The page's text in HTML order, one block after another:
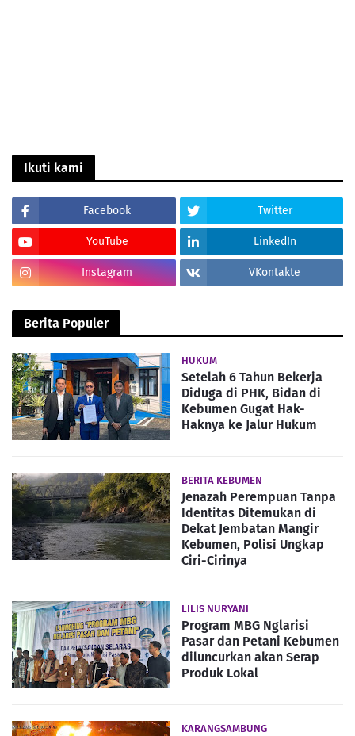
Ikuti kami
Facebook Twitter
YouTube LinkedIn
Instagram VKontakte
Berita Populer
HUKUM
Setelah 6 Tahun Bekerja
Diduga di PHK, Bidan di
Kebumen Gugat Hak-
Haknya ke Jalur Hukum
BERITA KEBUMEN
Jenazah Perempuan Tanpa
Identitas Ditemukan di
Dekat Jembatan Mangir
Kebumen, Polisi Ungkap
Ciri-Cirinya
LILIS NURYANI
Program MBG Nglarisi
Pasar dan Petani Kebumen
diluncurkan akan Serap
Produk Lokal
KARANGSAMBUNG